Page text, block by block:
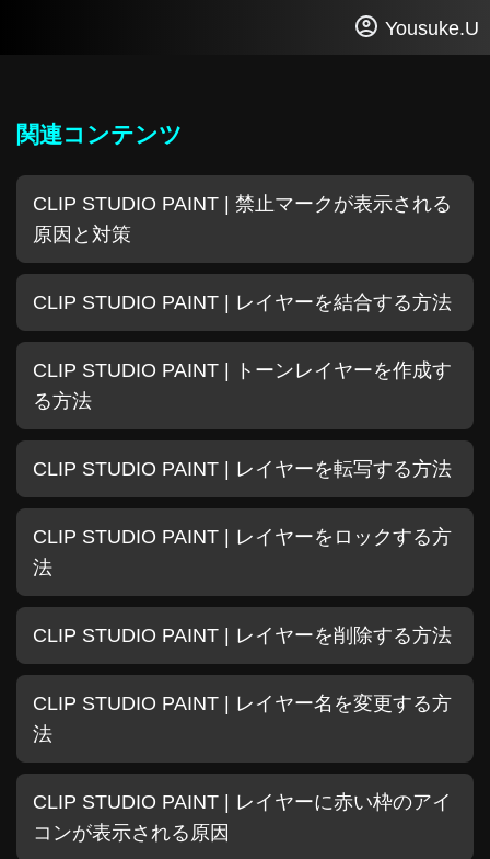
Yousuke.U
関連コンテンツ
CLIP STUDIO PAINT | 禁止マークが表示される
原因と対策
CLIP STUDIO PAINT | レイヤーを結合する方法
CLIP STUDIO PAINT | トーンレイヤーを作成す
る方法
CLIP STUDIO PAINT | レイヤーを転写する方法
CLIP STUDIO PAINT | レイヤーをロックする方
法
CLIP STUDIO PAINT | レイヤーを削除する方法
CLIP STUDIO PAINT | レイヤー名を変更する方
法
CLIP STUDIO PAINT | レイヤーに赤い枠のアイ
コンが表示される原因